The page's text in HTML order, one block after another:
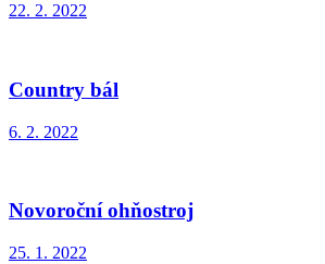
22. 2. 2022
Country bál
6. 2. 2022
Novoroční ohňostroj
25. 1. 2022